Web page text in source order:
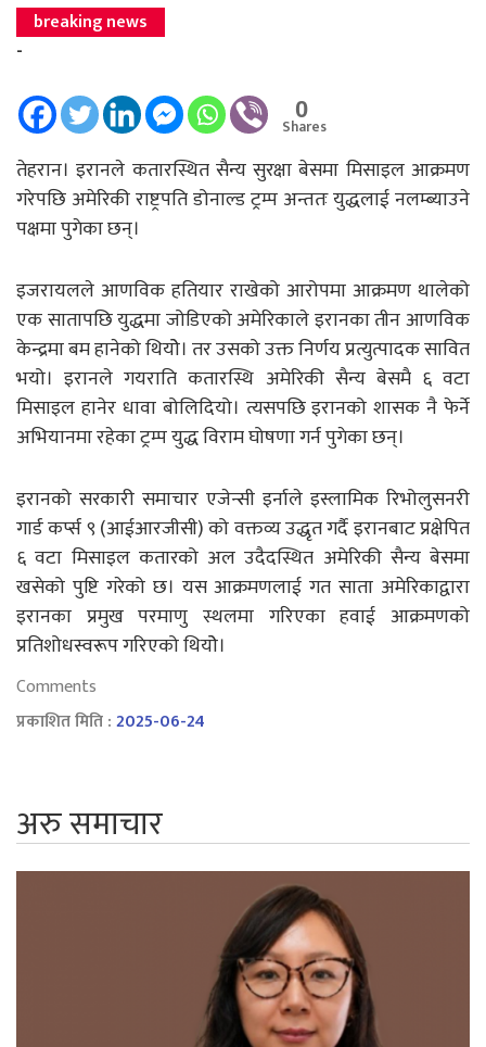
breaking news
-
0
Shares
तेहरान। इरानले कतारस्थित सैन्य सुरक्षा बेसमा मिसाइल आक्रमण
गरेपछि अमेरिकी राष्ट्रपति डोनाल्ड ट्रम्प अन्ततः युद्धलाई नलम्ब्याउने
पक्षमा पुगेका छन्।
इजरायलले आणविक हतियार राखेको आरोपमा आक्रमण थालेको
एक सातापछि युद्धमा जोडिएको अमेरिकाले इरानका तीन आणविक
केन्द्रमा बम हानेको थियोे। तर उसको उक्त निर्णय प्रत्युत्पादक सावित
भयो। इरानले गयराति कतारस्थि अमेरिकी सैन्य बेसमै ६ वटा
मिसाइल हानेर धावा बोलिदियो। त्यसपछि इरानको शासक नै फेर्ने
अभियानमा रहेका ट्रम्प युद्ध विराम घोषणा गर्न पुगेका छन्।
इरानको सरकारी समाचार एजेन्सी इर्नाले इस्लामिक रिभोलुसनरी
गार्ड कर्प्स ९ (आईआरजीसी) को वक्तव्य उद्धृत गर्दै इरानबाट प्रक्षेपित
६ वटा मिसाइल कतारको अल उदैदस्थित अमेरिकी सैन्य बेसमा
खसेको पुष्टि गरेको छ। यस आक्रमणलाई गत साता अमेरिकाद्वारा
इरानका प्रमुख परमाणु स्थलमा गरिएका हवाई आक्रमणको
प्रतिशोधस्वरूप गरिएको थियोे।
Comments
प्रकाशित मिति :2025-06-24
अरु समाचार